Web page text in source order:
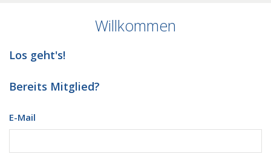
Willkommen
Los geht's!
Bereits Mitglied?
E-Mail